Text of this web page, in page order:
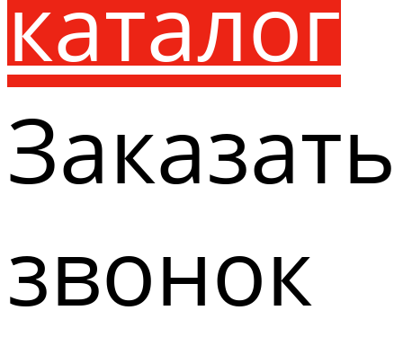
каталог
Заказать
звонок